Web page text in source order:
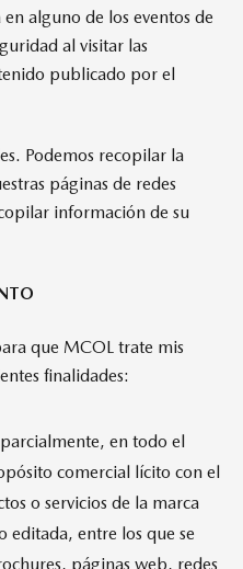
alguno de los eventos de
al visitar las
publicado por el
Podemos recopilar la
páginas de redes
información de su
que MCOL trate mis
finalidades:
en todo el
comercial lícito con el
o servicios de la marca
entre los que se
páginas web, redes